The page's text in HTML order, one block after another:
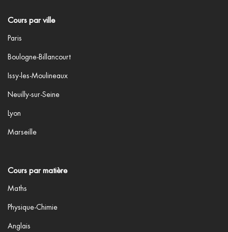
Cours par ville
Paris
Boulogne-Billancourt
Issy-les-Moulineaux
Neuilly-sur-Seine
Lyon
Marseille
Cours par matière
Maths
Physique-Chimie
Anglais